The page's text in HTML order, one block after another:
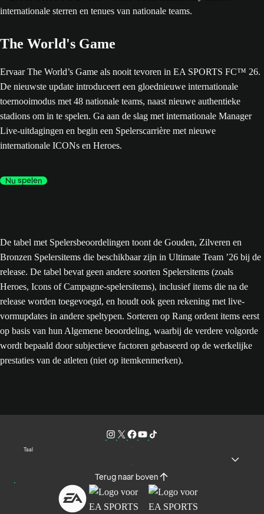
The World's Game
Ervaar The World’s Game als nooit tevoren in EA SPORTS FC™ 26.
De nieuwste update introduceert een gloednieuwe internationale
toernooimodus met 48 nationale teams, naast nieuwe authentieke
stadions om in te spelen. Ga aan de slag met internationale Manager
Live-uitdagingen en begin een Spelerscarrière met nieuwe
internationale ICONs en Heroes.
Nu spelen
De tabel met Spelersbeoordelingen toont de Gouden, Zilveren en
Bronzen Spelersitems die beschikbaar zijn in Ultimate Team ’26 bij de
release. De tabel bevat geen andere soorten Spelersitems (zoals
Heroes, Icons of Campagne-spelersitems), inclusief items die na de
release worden toegevoegd, en houdt ook geen rekening met live-
vormupdates in andere speltypen. Sorteren op Rang ordent items eerst
op basis van hun Algemene beoordeling, waarbij de verdere volgorde
wordt bepaald door subjectieve factoren gebaseerd op de werkelijke
prestaties van de atleten (niet op itemkenmerken).
Taal
Terug naar boven